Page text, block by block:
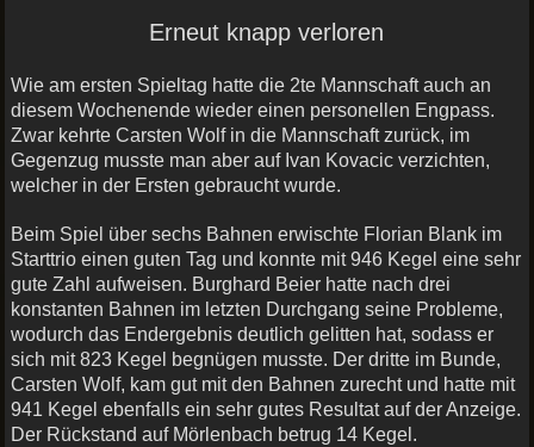
Erneut knapp verloren
Wie am ersten Spieltag hatte die 2te Mannschaft auch an
diesem Wochenende wieder einen personellen Engpass.
Zwar kehrte Carsten Wolf in die Mannschaft zurück, im
Gegenzug musste man aber auf Ivan Kovacic verzichten,
welcher in der Ersten gebraucht wurde.
Beim Spiel über sechs Bahnen erwischte Florian Blank im
Starttrio einen guten Tag und konnte mit 946 Kegel eine sehr
gute Zahl aufweisen. Burghard Beier hatte nach drei
konstanten Bahnen im letzten Durchgang seine Probleme,
wodurch das Endergebnis deutlich gelitten hat, sodass er
sich mit 823 Kegel begnügen musste. Der dritte im Bunde,
Carsten Wolf, kam gut mit den Bahnen zurecht und hatte mit
941 Kegel ebenfalls ein sehr gutes Resultat auf der Anzeige.
Der Rückstand auf Mörlenbach betrug 14 Kegel.